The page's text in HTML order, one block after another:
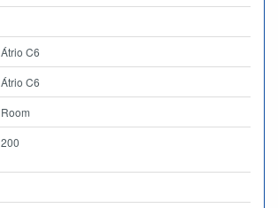
Átrio C6
Átrio C6
Room
200